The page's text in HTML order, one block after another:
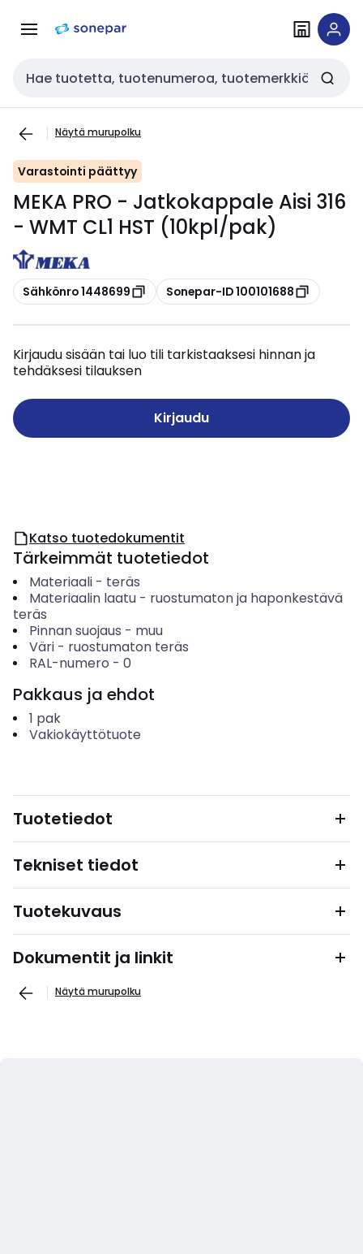
navigointiinsisältöön
Haku
Näytä murupolku
Varastointi päättyy
MEKA PRO - Jatkokappale Aisi 316
- WMT CL1 HST (10kpl/pak)
Kopioi
Sähkönro 1448699 Kopioi
Sonepar-ID 100101688
Kirjaudu sisään tai luo tili tarkistaaksesi hinnan ja
tehdäksesi tilauksen
Kirjaudu
Katso tuotedokumentit
Tärkeimmät tuotetiedot
Materiaali- teräs
Materiaalin laatu- ruostumaton ja haponkestävä
teräs
Pinnan suojaus - muu
Väri- ruostumaton teräs
RAL-numero - 0
Pakkaus ja ehdot
1 pak
Vakiokäyttötuote
Tuotetiedot
Tekniset tiedot
Tuotekuvaus
Dokumentit ja linkit
Näytä murupolku